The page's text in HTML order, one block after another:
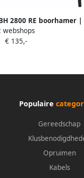
2800 RE boorhamer |
0603393000
webshops
€ 135,-
Populaire
Gereedschap
Opruimen
Kabels